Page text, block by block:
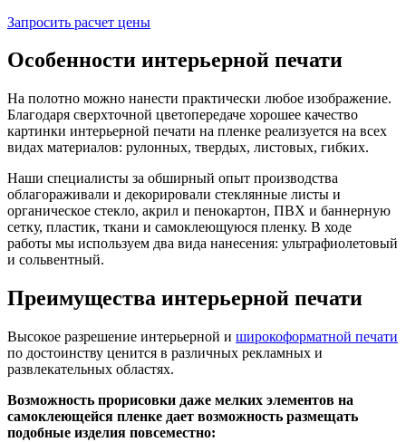
Запросить расчет цены
Особенности интерьерной печати
На полотно можно нанести практически любое изображение.
Благодаря сверхточной цветопередаче хорошее качество
картинки интерьерной печати на пленке реализуется на всех
видах материалов: рулонных, твердых, листовых, гибких.
Наши специалисты за обширный опыт производства
облагораживали и декорировали стеклянные листы и
органическое стекло, акрил и пенокартон, ПВХ и баннерную
сетку, пластик, ткани и самоклеющуюся пленку. В ходе
работы мы используем два вида нанесения: ультрафиолетовый
и сольвентный.
Преимущества интерьерной печати
Высокое разрешение интерьерной и широкоформатной печати
по достоинству ценится в различных рекламных и
развлекательных областях.
Возможность прорисовки даже мелких элементов на
самоклеющейся пленке дает возможность размещать
подобные изделия повсеместно: